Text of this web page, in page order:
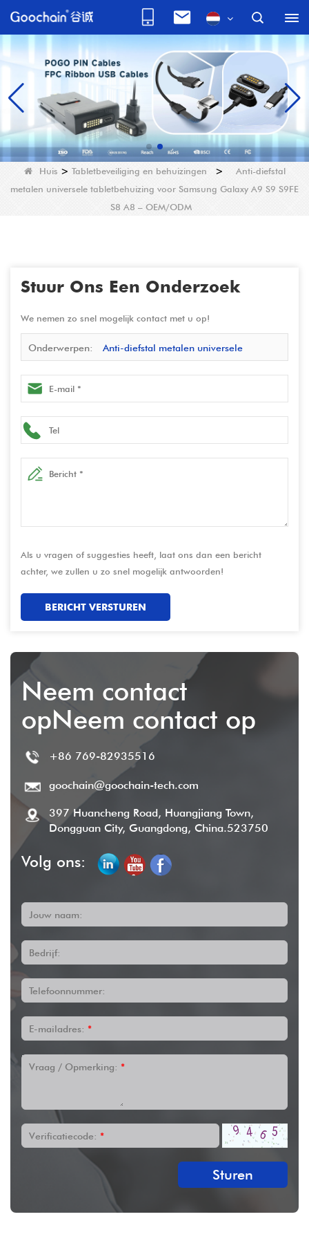
Huis > Tabletbeveiliging en behuizingen >
Anti-diefstal
metalen universele tabletbehuizing voor Samsung Galaxy A9 S9 S9FE
S8 A8 – OEM/ODM
Stuur Ons Een Onderzoek
We nemen zo snel mogelijk contact met u op!
Onderwerpen: Anti-diefstal metalen universele
tabletbehuizing voor Samsung Galaxy A9 S9 S9FE S8 A8
– OEM/ODM
Als u vragen of suggesties heeft, laat ons dan een bericht
achter, we zullen u zo snel mogelijk antwoorden!
BERICHT VERSTUREN
Neem contact
opNeem contact op
+86 769-82935516
goochain@goochain-tech.com
397 Huancheng Road, Huangjiang Town,
Dongguan City, Guangdong, China.523750
Volg ons:
Jouw naam:
Bedrijf:
Telefoonnummer:
E-mailadres: *
Vraag / Opmerking: *
Verificatiecode: *
Sturen